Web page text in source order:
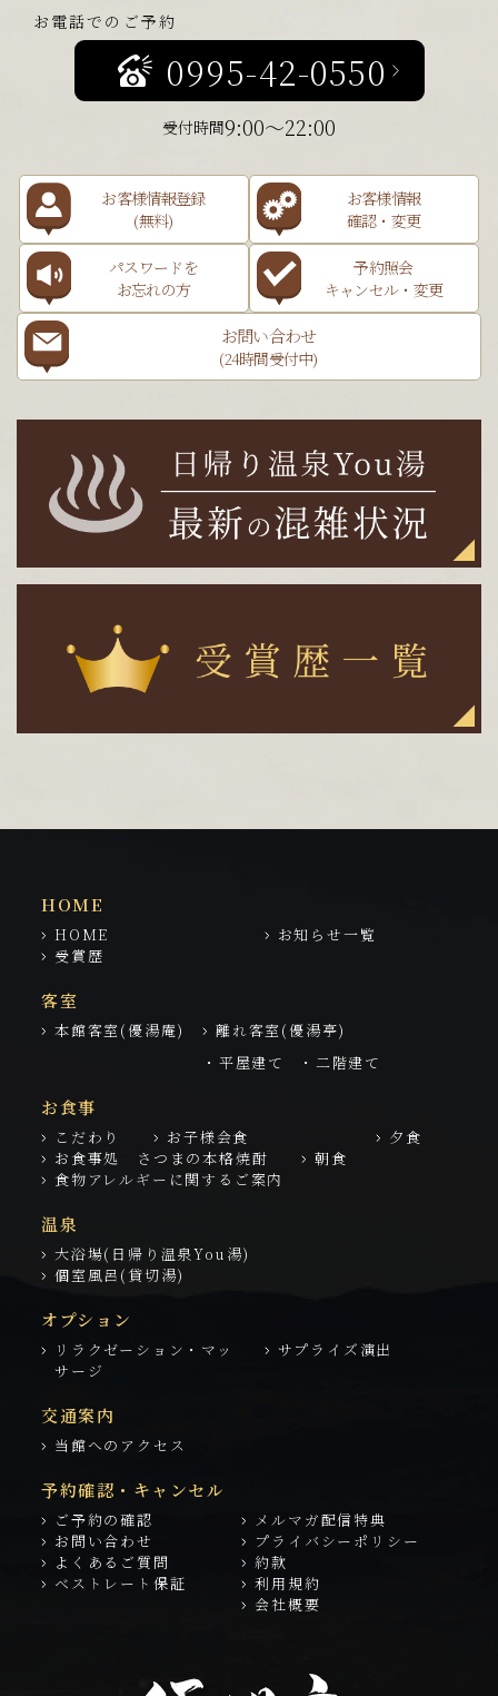
お電話でのご予約
0995-42-0550
受付時間9:00～22:00
お客様情報登録
(無料)
お客様情報
確認・変更
パスワードを
お忘れの方
予約照会
キャンセル・変更
お問い合わせ
(24時間受付中)
HOME
HOME
お知らせ一覧
受賞歴
客室
本館客室(優湯庵)
離れ客室(優湯亭)
・平屋建て
・二階建て
お食事
こだわり お子様会食
夕食
お食事処 さつまの本格焼酎
朝食
食物アレルギーに関するご案内
温泉
大浴場(日帰り温泉You湯)
個室風呂(貸切湯)
オプション
リラクゼーション・マッ
サージ
サプライズ演出
交通案内
当館へのアクセス
予約確認・キャンセル
ご予約の確認
メルマガ配信特典
お問い合わせ
プライバシーポリシー
よくあるご質問
約款
ベストレート保証
利用規約
会社概要